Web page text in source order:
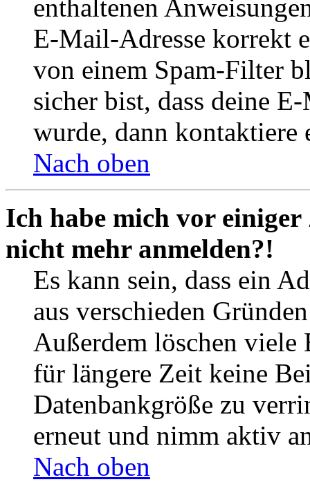
enthaltenen
E-Mail-Adresse korrekt
von einem Spam-Filter
sicher bist, dass deine
wurde, dann kontaktiere
Nach oben
Ich habe mich vor
nicht mehr anmelden?!
Es kann sein, dass ein
aus verschieden
Außerdem löschen viele
für längere Zeit keine
Datenbankgröße zu
erneut und nimm aktiv
Nach oben